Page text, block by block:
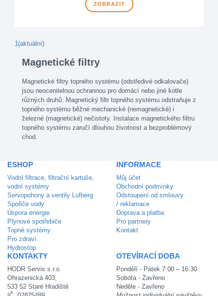
ZOBRAZIT
1 (aktuální)
Magnetické filtry
Magnetické filtry topného systému (odstředivé odkalovače)
jsou neocenitelnou ochrannou pro domácí nebo jiné kotle
různých druhů. Magnetický filtr topného systému odstraňuje z
topného systému běžné mechanické (nemagnetické) i
železné (magnetické) nečistoty. Instalace magnetického filtru
topného systému zaručí dlouhou životnost a bezproblémový
chod.
ESHOP
Vodní filtrace, filtrační kartuše,
vodní systémy
Servopohony a ventily Lufberg
Spořiče vody
Úspora energie
Plynové spotřebiče
Topné systémy
Pro zdraví
Hydrostop
INFORMACE
Můj účet
Obchodní podmínky
Odstoupení od smlouvy
/ reklamace
Doprava a platba
Pro partnery
Kontakt
KONTAKTY
HODR Servis s.r.o.
Ohrazenická 403,
533 52 Staré Hradiště
OTEVÍRACÍ DOBA
Pondělí - Pátek 7:00 – 16:30
Sobota - Zavřeno
Neděle - Zavřeno